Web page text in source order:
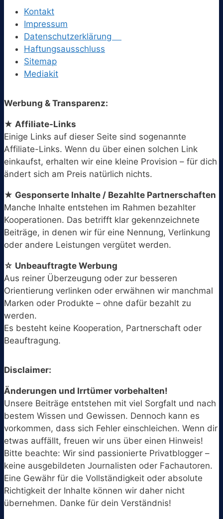
Kontakt
Impressum
Datenschutzerklärung
Haftungsausschluss
Sitemap
Mediakit
Werbung & Transparenz:
★ Affiliate-Links
Einige Links auf dieser Seite sind sogenannte
Affiliate-Links. Wenn du über einen solchen Link
einkaufst, erhalten wir eine kleine Provision – für dich
ändert sich am Preis natürlich nichts.
★ Gesponserte Inhalte / Bezahlte Partnerschaften
Manche Inhalte entstehen im Rahmen bezahlter
Kooperationen. Das betrifft klar gekennzeichnete
Beiträge, in denen wir für eine Nennung, Verlinkung
oder andere Leistungen vergütet werden.
☆ Unbeauftragte Werbung
Aus reiner Überzeugung oder zur besseren
Orientierung verlinken oder erwähnen wir manchmal
Marken oder Produkte – ohne dafür bezahlt zu
werden.
Es besteht keine Kooperation, Partnerschaft oder
Beauftragung.
Disclaimer:
Änderungen und Irrtümer vorbehalten!
Unsere Beiträge entstehen mit viel Sorgfalt und nach
bestem Wissen und Gewissen. Dennoch kann es
vorkommen, dass sich Fehler einschleichen. Wenn dir
etwas auffällt, freuen wir uns über einen Hinweis!
Bitte beachte: Wir sind passionierte Privatblogger –
keine ausgebildeten Journalisten oder Fachautoren.
Eine Gewähr für die Vollständigkeit oder absolute
Richtigkeit der Inhalte können wir daher nicht
übernehmen. Danke für dein Verständnis!